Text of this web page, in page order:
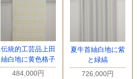
伝統的工芸品上田
紬白地に黄色格子
484,000円
夏牛首紬白地に紫
と緑縞
726,000円